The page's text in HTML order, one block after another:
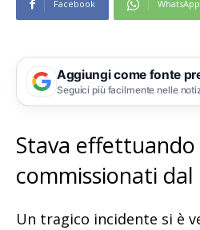
Facebook WhatsApp
Aggiungi come fonte
Seguici più facilmente nelle
Stava
commissionati
Un tragico incidente si è